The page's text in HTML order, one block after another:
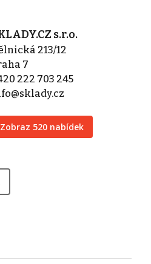
s.r.o.
213/12
7
222 703 245
Zobraz 520 nabídek